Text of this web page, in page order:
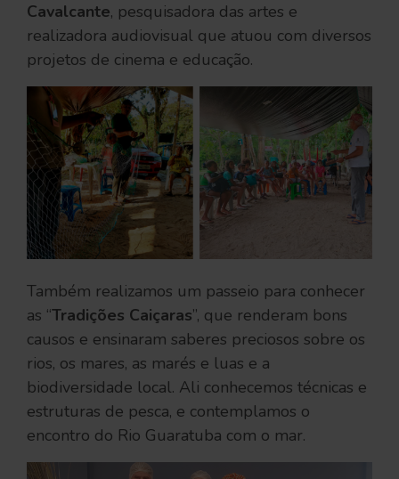
Cavalcante, pesquisadora das artes e
realizadora audiovisual que atuou com diversos
projetos de cinema e educação.
Também realizamos um passeio para conhecer
as “Tradições Caiçaras”, que renderam bons
causos e ensinaram saberes preciosos sobre os
rios, os mares, as marés e luas e a
biodiversidade local. Ali conhecemos técnicas e
estruturas de pesca, e contemplamos o
encontro do Rio Guaratuba com o mar.